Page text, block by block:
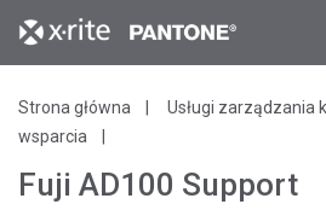
Strona główna
Usługi zarządzania
wsparcia
Fuji AD100 Support